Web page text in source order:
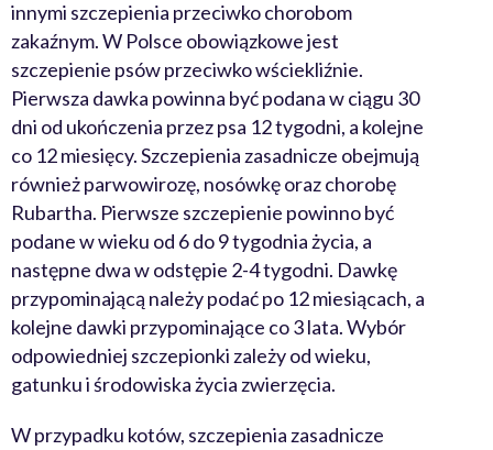
innymi szczepienia przeciwko chorobom
zakaźnym. W Polsce obowiązkowe jest
szczepienie psów przeciwko wściekliźnie.
Pierwsza dawka powinna być podana w ciągu 30
dni od ukończenia przez psa 12 tygodni, a kolejne
co 12 miesięcy. Szczepienia zasadnicze obejmują
również parwowirozę, nosówkę oraz chorobę
Rubartha. Pierwsze szczepienie powinno być
podane w wieku od 6 do 9 tygodnia życia, a
następne dwa w odstępie 2-4 tygodni. Dawkę
przypominającą należy podać po 12 miesiącach, a
kolejne dawki przypominające co 3 lata. Wybór
odpowiedniej szczepionki zależy od wieku,
gatunku i środowiska życia zwierzęcia.
W przypadku kotów, szczepienia zasadnicze